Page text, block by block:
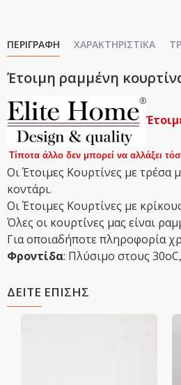
ΠΕΡΙΓΡΑΦΉ ΧΑΡΑΚΤΗΡΙΣΤΙΚΆ
Έτοιμη ραμμένη
Τίποτα άλλο δεν μπορεί να αλλάξει
Οι Έτοιμες Κουρτίνες με
κοντάρι.
Οι Έτοιμες Κουρτίνες με
Όλες οι κουρτίνες μας είναι
Για οποιαδήποτε πληροφορία
Φροντίδα: Πλύσιμο στους
ΔΕΙΤΕ ΕΠΙΣΗΣ